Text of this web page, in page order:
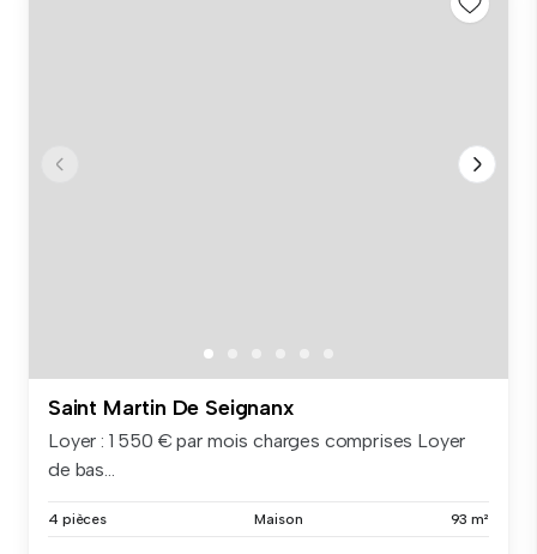
Saint Martin De Seignanx
Loyer : 1 550 € par mois charges comprises Loyer
de bas...
4 pièces Maison 93 m²